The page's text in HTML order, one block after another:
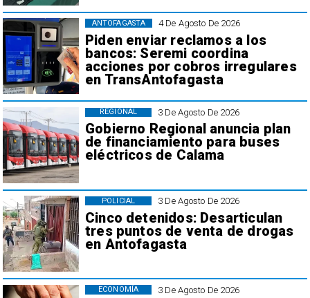
4 De Agosto De 2026
Piden enviar reclamos a los
bancos: Seremi coordina
acciones por cobros irregulares
en TransAntofagasta
ANTOFAGASTA
3 De Agosto De 2026
Gobierno Regional anuncia plan
de financiamiento para buses
eléctricos de Calama
REGIONAL
3 De Agosto De 2026
Cinco detenidos: Desarticulan
tres puntos de venta de drogas
en Antofagasta
POLICIAL
3 De Agosto De 2026
ECONOMÍA